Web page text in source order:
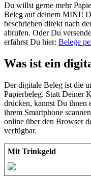
Du willst gerne mehr
Beleg auf deinem MINI!
beschrieben direkt nach
abrufen. Oder Du
erfährst Du hier: Belege
Was ist ein
Der digitale Beleg ist die
Papierbeleg. Statt Deiner
drücken, kannst Du ihnen
ihrem Smartphone scannen
online über den Browser
verfügbar.
Mit Trinkgeld